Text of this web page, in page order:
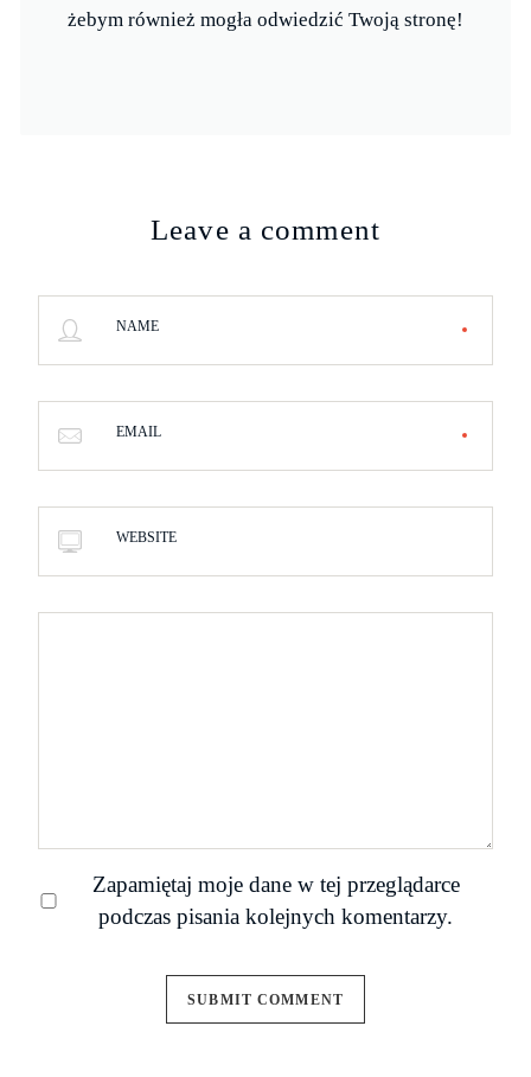
żebym również mogła odwiedzić Twoją stronę!
Leave a comment
NAME
EMAIL
WEBSITE
Zapamiętaj moje dane w tej przeglądarce
podczas pisania kolejnych komentarzy.